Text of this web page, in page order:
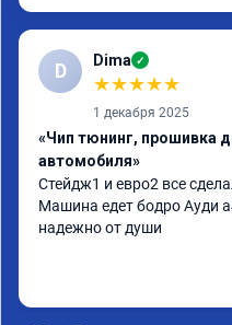
D Dima ✓
★★★★★
1 декабря 2025
«Чип тюнинг, прошивка
автомобиля»
Стейдж1 и евро2 все
Машина едет бодро Ауди
надежно от души